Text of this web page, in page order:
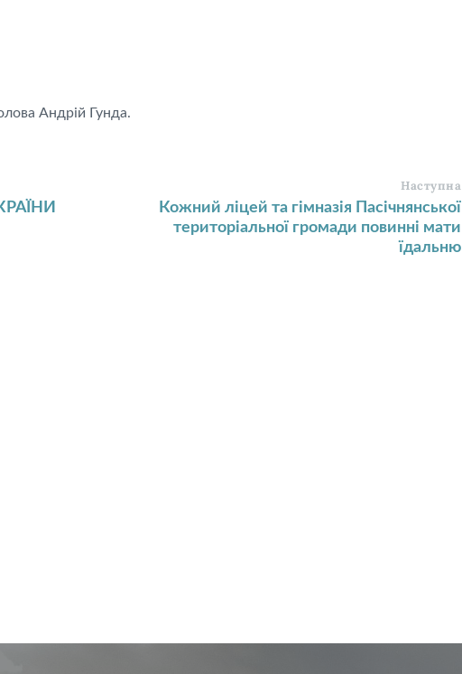
Андрій Гунда.
Наступна
Кожний ліцей та гімназія Пасічнянської
територіальної громади повинні мати
їдальню